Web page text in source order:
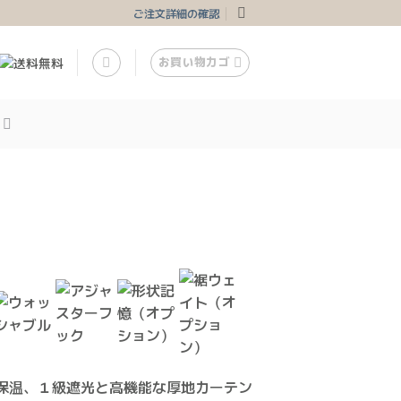
ご注文詳細の確認
お買い物カゴ
温、１級遮光と高機能な厚地カーテン